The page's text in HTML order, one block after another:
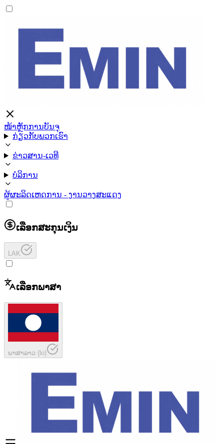
ໜ້າຫຼັກການບັນຈຸ
ກ່ຽວກັບພວກເຮົາ
ຂ່າວສານ-ເວທີ
ບໍລິການ
ຜູ້ຜະລິດເຫດການ - ງານວາງສະແດງ
ເລືອກສະກຸນເງິນ
LAK
ເລືອກພາສາ
ພາສາລາວ (lo)